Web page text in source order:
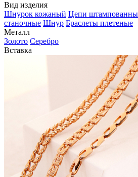
Вид изделия
Шнурок кожаный Цепи
станочные Шнур Браслеты плетеные
Металл
Золото Серебро
Вставка